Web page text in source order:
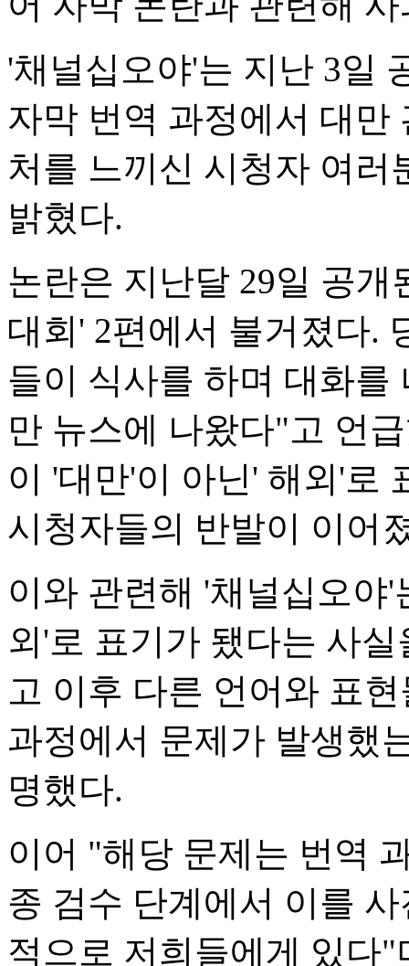
'채널십오야'는 지난 3일
자막 번역 과정에서 대만
처를 느끼신 시청자 여
밝혔다.
논란은 지난달 29일 공
대회' 2편에서 불거졌다.
들이 식사를 하며 대화를
만 뉴스에 나왔다"고 언
이 '대만'이 아닌' 해외'로
시청자들의 반발이 이어
이와 관련해 '채널십오야
외'로 표기가 됐다는 사
고 이후 다른 언어와 표
과정에서 문제가 발생했
명했다.
이어 "해당 문제는 번역
종 검수 단계에서 이를
적으로 저희들에게 있다